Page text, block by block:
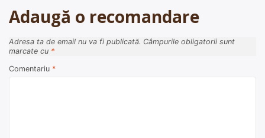
Adaugă o recomandare
Adresa ta de email nu va fi publicată. Câmpurile obligatorii sunt
marcate cu *
Comentariu *